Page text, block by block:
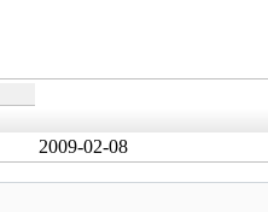
2009-02-08